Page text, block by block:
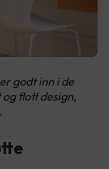
godt inn i de
flott design,